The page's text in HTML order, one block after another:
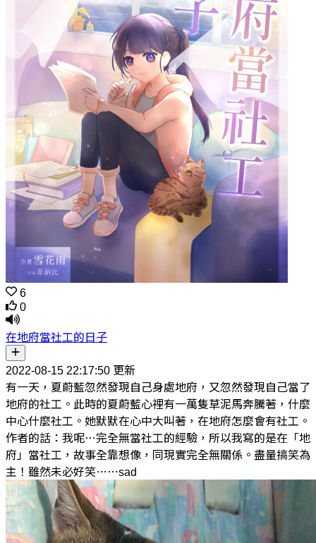
6
0
在地府當社工的日子
2022-08-15 22:17:50 更新
有一天，夏蔚藍忽然發現自己身處地府，又忽然發現自己當了
地府的社工。此時的夏蔚藍心裡有一萬隻草泥馬奔騰著，什麼
中心什麼社工。她默默在心中大叫著，在地府怎麼會有社工。
作者的話：我呢⋯完全無當社工的經驗，所以我寫的是在「地
府」當社工，故事全靠想像，同現實完全無關係。盡量搞笑為
主！雖然未必好笑⋯⋯sad